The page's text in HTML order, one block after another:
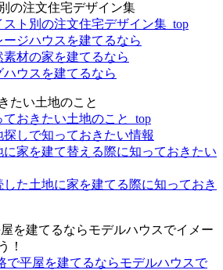
の注文住宅デザイン集
ト別の注文住宅デザイン集_top
ジハウスを建てるなら
材の家を建てるなら
ウスを建てるなら
たい土地のこと
おきたい土地のこと_top
探しで知っておきたい情報
に家を建て替える際に知っておきたい
た土地に家を建てる際に知っておき
屋を建てるならモデルハウスでイメー
！
で平屋を建てるならモデルハウスで